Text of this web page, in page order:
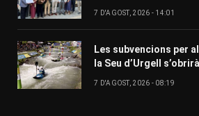
7 D'AGOST, 2026 - 14:01
Les subvencions per
la Seu d’Urgell
7 D'AGOST, 2026 - 08:19